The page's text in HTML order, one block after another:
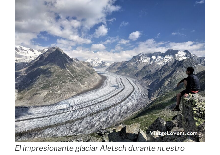
El impresionante glaciar Aletsch durante nuestro